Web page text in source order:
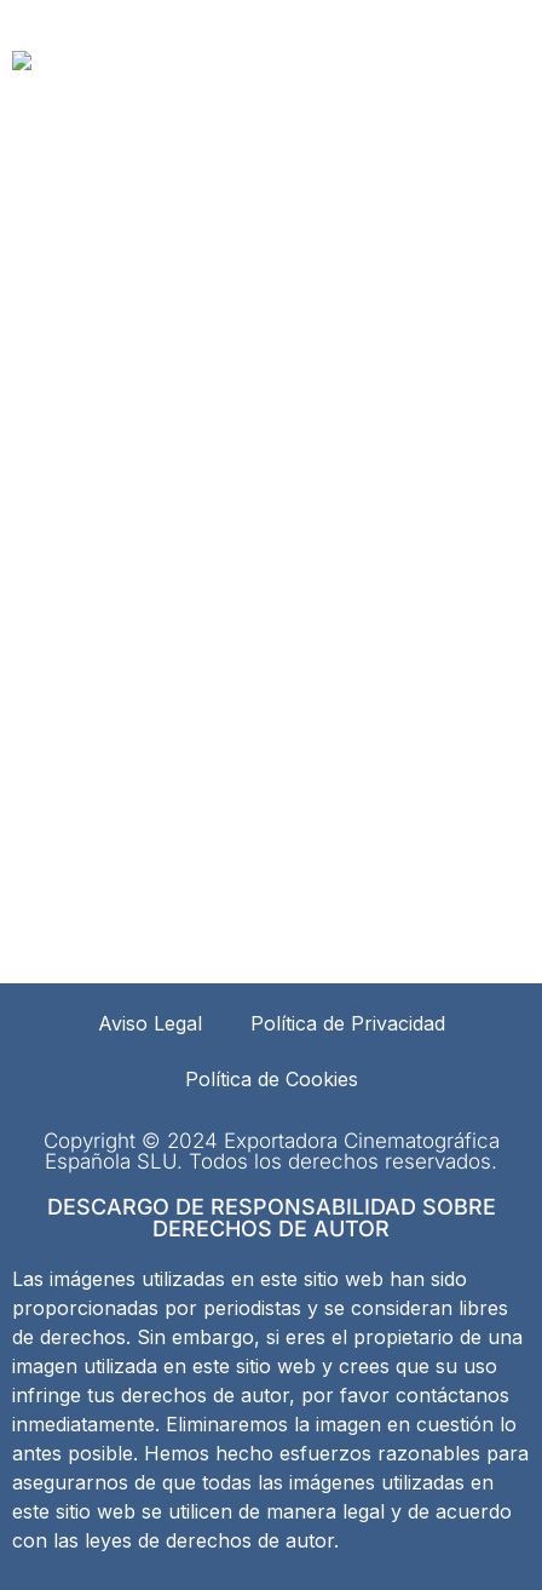
Aviso Legal Política de Privacidad
Política de Cookies
Copyright © 2024 Exportadora Cinematográfica
Española SLU. Todos los derechos reservados.
DESCARGO DE RESPONSABILIDAD SOBRE
DERECHOS DE AUTOR
Las imágenes utilizadas en este sitio web han sido
proporcionadas por periodistas y se consideran libres
de derechos. Sin embargo, si eres el propietario de una
imagen utilizada en este sitio web y crees que su uso
infringe tus derechos de autor, por favor contáctanos
inmediatamente. Eliminaremos la imagen en cuestión lo
antes posible. Hemos hecho esfuerzos razonables para
asegurarnos de que todas las imágenes utilizadas en
este sitio web se utilicen de manera legal y de acuerdo
con las leyes de derechos de autor.